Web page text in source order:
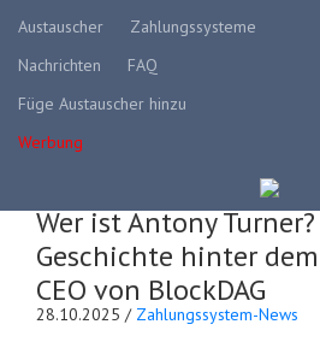
Austauscher
Zahlungssysteme
Nachrichten
FAQ
Füge Austauscher hinzu
Werbung
Wer ist Antony
Geschichte hinter
CEO von BlockDAG
28.10.2025 / Zahlungssystem-News